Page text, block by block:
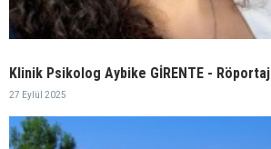
Klinik Psikolog Aybike GİRENTE - Röportaj
27 Eylül 2025